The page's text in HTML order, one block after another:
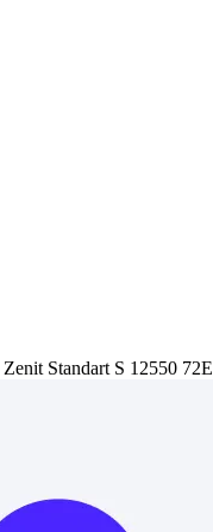
Zenit Standart S 12550 72E